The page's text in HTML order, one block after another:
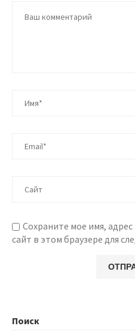
Сохраните мое имя,
сайт в этом браузере для
Поиск